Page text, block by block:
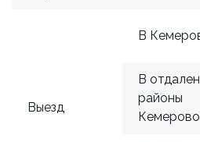
Выезд
В
В
районы
Кемерово